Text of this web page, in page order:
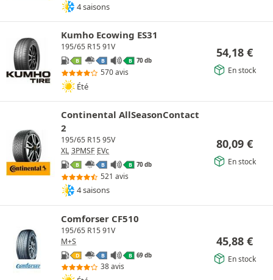
4 saisons
Kumho Ecowing ES31
195/65 R15 91V
B B B 70 db
570 avis
Été
54,18 €
En stock
Continental AllSeasonContact
2
195/65 R15 95V
XL 3PMSF EVc
B B B 70 db
521 avis
4 saisons
80,09 €
En stock
Comforser CF510
195/65 R15 91V
M+S
D B B 69 db
38 avis
45,88 €
En stock